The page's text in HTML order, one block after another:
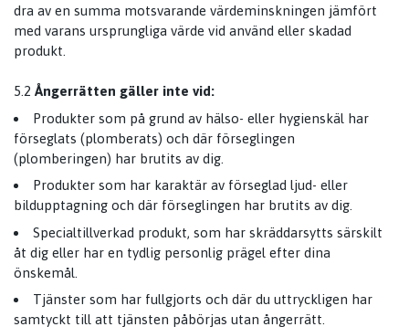
dra av en summa motsvarande värdeminskningen jämfört
med varans ursprungliga värde vid använd eller skadad
produkt.
5.2 Ångerrätten gäller inte vid:
Produkter som på grund av hälso- eller hygienskäl har
förseglats (plomberats) och där förseglingen
(plomberingen) har brutits av dig.
Produkter som har karaktär av förseglad ljud- eller
bildupptagning och där förseglingen har brutits av dig.
Specialtillverkad produkt, som har skräddarsytts särskilt
åt dig eller har en tydlig personlig prägel efter dina
önskemål.
Tjänster som har fullgjorts och där du uttryckligen har
samtyckt till att tjänsten påbörjas utan ångerrätt.